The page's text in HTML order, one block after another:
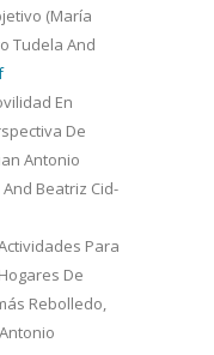
(María
Tudela And
En
De
Antonio
Beatriz Cid-
Para
De
Rebolledo,